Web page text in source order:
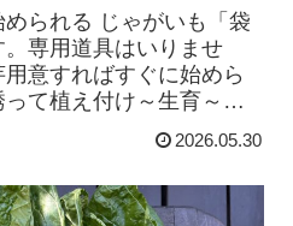
られる じゃがいも「袋
専用道具はいりませ
意すればすぐに始めら
て植え付け～生育～収
2026.05.30